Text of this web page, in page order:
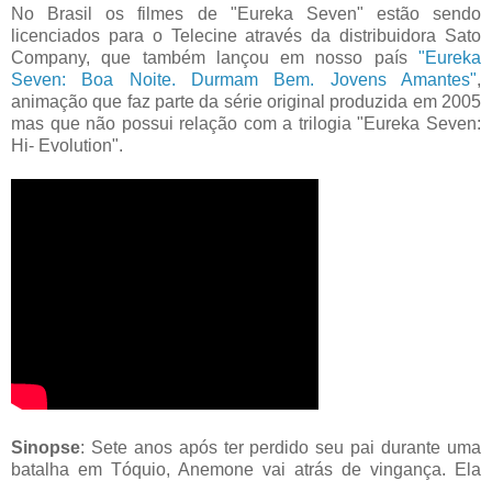
No Brasil os filmes de "Eureka Seven" estão sendo
licenciados para o Telecine através da distribuidora Sato
Company, que também lançou em nosso país "Eureka
Seven: Boa Noite. Durmam Bem. Jovens Amantes",
animação que faz parte da série original produzida em 2005
mas que não possui relação com a trilogia "Eureka Seven:
Hi- Evolution".
Sinopse: Sete anos após ter perdido seu pai durante uma
batalha em Tóquio, Anemone vai atrás de vingança. Ela